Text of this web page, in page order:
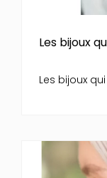
Les bijoux
Les bijoux